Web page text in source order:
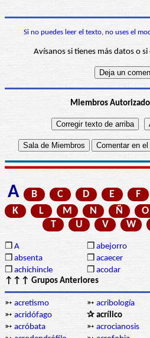
Si no puedes leer el texto, no uses el
Avísanos si tienes más datos o
Miembros
A B C D E F
K
L M N Ñ O
T
U V W
❒ A ❒ abejorro
❒ absenta ❒ acaecer
❒ achichincle ❒ acodar
↑↑↑ Grupos Anteriores
➳ acretismo ➳ acribología
➳ acridófago ✰ acrílico
➳ acróbata ➳ acrocianosis